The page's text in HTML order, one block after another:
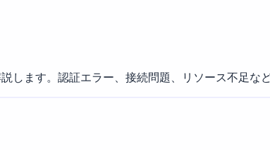
ます。認証エラー、接続問題、リソース不足な